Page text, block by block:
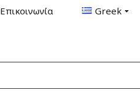
Επικοινωνία Greek